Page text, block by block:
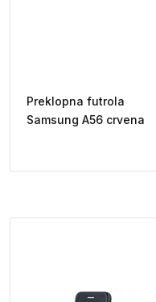
Preklopna futrola
Samsung A56 crvena